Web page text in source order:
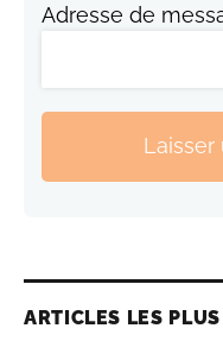
Adresse de
ARTICLES LES